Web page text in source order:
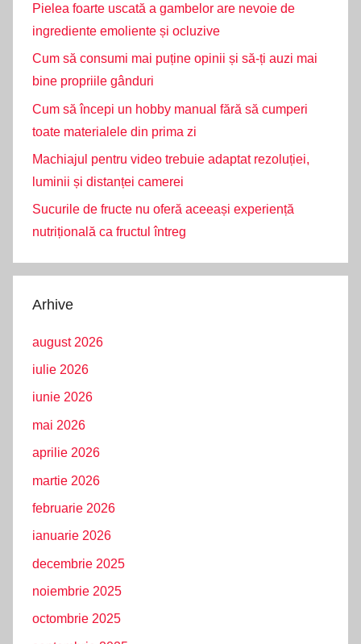
Pielea foarte uscată a gambelor are nevoie de
ingrediente emoliente și ocluzive
Cum să consumi mai puține opinii și să-ți auzi mai
bine propriile gânduri
Cum să începi un hobby manual fără să cumperi
toate materialele din prima zi
Machiajul pentru video trebuie adaptat rezoluției,
luminii și distanței camerei
Sucurile de fructe nu oferă aceeași experiență
nutrițională ca fructul întreg
Arhive
august 2026
iulie 2026
iunie 2026
mai 2026
aprilie 2026
martie 2026
februarie 2026
ianuarie 2026
decembrie 2025
noiembrie 2025
octombrie 2025